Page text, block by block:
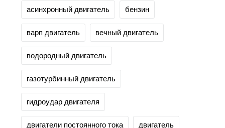
асинхронный двигатель бензин
варп двигатель вечный двигатель
водородный двигатель
газотурбинный двигатель
гидроудар двигателя
двигатели постоянного тока двигатель